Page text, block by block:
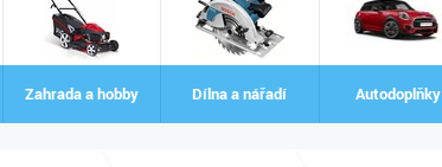
Zahrada a hobby Dílna a nářadí Autodoplňky